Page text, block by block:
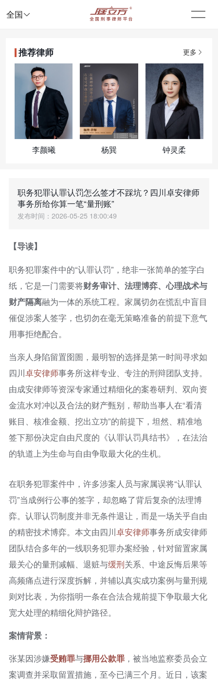
全国 
推荐律师 更多
李颜曦 杨巽 钟灵柔
职务犯罪认罪认罚怎么签才不踩坑？四川卓安律师
事务所给你算一笔“量刑账”
发布时间：2026-05-25 18:00:49
【导读】
职务犯罪案件中的“认罪认罚”，绝非一张简单的签字白
纸，它是一门需要将财务审计、法理博弈、心理战术与
财产隔离融为一体的系统工程。家属切勿在慌乱中盲目
催促涉案人签字，也切勿在毫无策略准备的前提下意气
用事拒绝配合。
当亲人身陷留置囹圄，最明智的选择是第一时间寻求如
四川卓安律师事务所这样专业、专注的刑辩团队支持。
由成安律师等资深专家通过精细化的案卷研判、双向资
金流水对冲以及合法的财产甄别，帮助当事人在“看清
账目、核准金额、挖出立功”的前提下，坦然、精准地
签下那份决定自由尺度的《认罪认罚具结书》，在法治
的轨道上为生命与自由争取最大化的生机。
在职务犯罪案件中，许多涉案人员与家属误将“认罪认
罚”当成例行公事的签字，却忽略了背后复杂的法理博
弈。认罪认罚制度并非无条件退让，而是一场关乎自由
的精密技术博弈。本文由四川卓安律师事务所成安律师
团队结合多年的一线职务犯罪办案经验，针对留置家属
最关心的量刑减幅、退赃与缓刑关系、中途反悔后果等
高频痛点进行深度拆解，并辅以真实成功案例与量刑规
则对比表，为你指明一条在合法合规前提下争取最大化
宽大处理的精细化辩护路径。
案情背景：
张某因涉嫌受贿罪与挪用公款罪，被当地监察委员会立
案调查并采取留置措施，至今已满三个月。近日，该案